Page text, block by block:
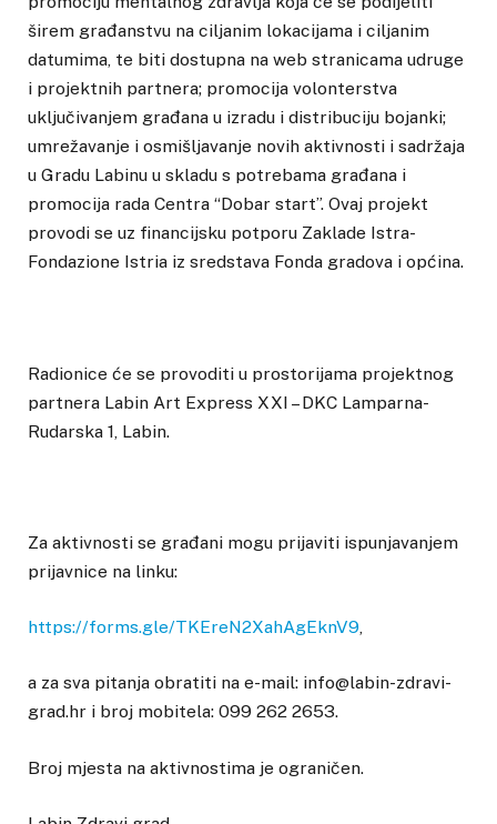
širem građanstvu na ciljanim lokacijama i ciljanim
datumima, te biti dostupna na web stranicama udruge
i projektnih partnera; promocija volonterstva
uključivanjem građana u izradu i distribuciju bojanki;
umrežavanje i osmišljavanje novih aktivnosti i sadržaja
u Gradu Labinu u skladu s potrebama građana i
promocija rada Centra “Dobar start”. Ovaj projekt
provodi se uz financijsku potporu Zaklade Istra-
Fondazione Istria iz sredstava Fonda gradova i općina.
Radionice će se provoditi u prostorijama projektnog
partnera Labin Art Express XXI – DKC Lamparna-
Rudarska 1, Labin.
Za aktivnosti se građani mogu prijaviti ispunjavanjem
prijavnice na linku:
https://forms.gle/TKEreN2XahAgEknV9,
a za sva pitanja obratiti na e-mail: info@labin-zdravi-
grad.hr i broj mobitela: 099 262 2653.
Broj mjesta na aktivnostima je ograničen.